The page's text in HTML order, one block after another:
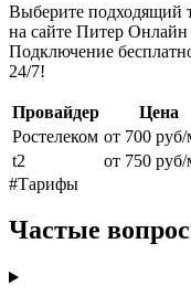
Выберите подходящий
на сайте Питер
Подключение
24/7!
Провайдер Цена
Ростелеком от 700 руб/
t2
от 750 руб/
#Тарифы
Частые